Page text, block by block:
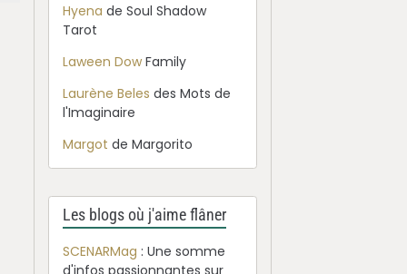
Hyena de Soul Shadow
Tarot
Laween DowFamily
Laurène Beles des Mots de
l'Imaginaire
Margot de Margorito
Les blogs où j'aime flâner
SCENARMag : Une somme
d'infos passionnantes sur